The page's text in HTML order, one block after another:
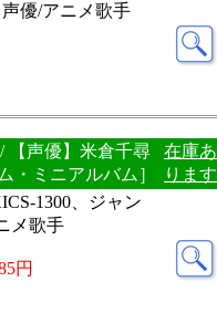
優/アニメ歌手
/ 【声優】米倉千尋
・ミニアルバム］
在庫あ
ります
1300、ジャン
メ歌手
円